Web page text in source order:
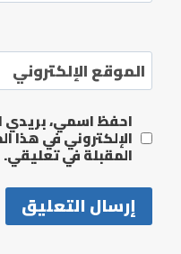
الموقع الإلكتروني
احفظ اسمي، بريدي
الإلكتروني في هذا
المقبلة في تعليقي.